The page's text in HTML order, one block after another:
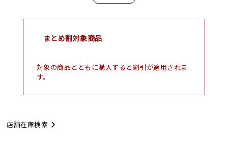
まとめ割対象商品
対象の商品とともに購入すると割引が適用されま
す。
店舗在庫検索